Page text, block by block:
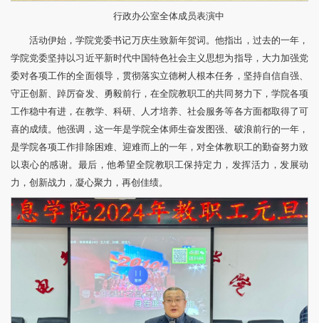
行政办公室全体成员表演中
活动伊始，学院党委书记万庆生致新年贺词。他指出，过去的一年，
学院党委坚持以习近平新时代中国特色社会主义思想为指导，大力加强党
委对各项工作的全面领导，贯彻落实立德树人根本任务，坚持自信自强、
守正创新、踔厉奋发、勇毅前行，在全院教职工的共同努力下，学院各项
工作稳中有进，在教学、科研、人才培养、社会服务等各方面都取得了可
喜的成绩。他强调，这一年是学院全体师生奋发图强、破浪前行的一年，
是学院各项工作排除困难、迎难而上的一年，对全体教职工的勤奋努力致
以衷心的感谢。最后，他希望全院教职工保持定力，发挥活力，发展动
力，创新战力，凝心聚力，再创佳绩。